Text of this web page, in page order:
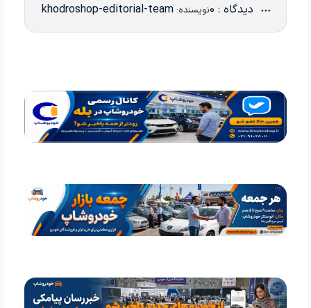
دیدگاه : 0 نویسنده: khodroshop-editorial-team